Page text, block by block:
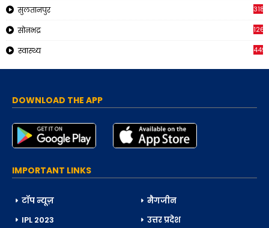
सुलतानपुर 318
सोनभद्र 1266
स्वास्थ्य 449
DOWNLOAD THE APP
IMPORTANT LINKS
टॉप न्यूज़
मैगजीन
IPL 2023
उत्तर प्रदेश